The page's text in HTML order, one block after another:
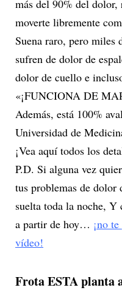
más del 90% del
moverte libremente
Suena raro, pero miles
sufren de dolor de
dolor de cuello e
«¡FUNCIONA DE
Además, está 100%
Universidad de
¡Vea aquí todos los
P.D. Si alguna vez
tus problemas de
suelta toda la noche,
a partir de hoy… ¡no
vídeo!
Frota ESTA planta